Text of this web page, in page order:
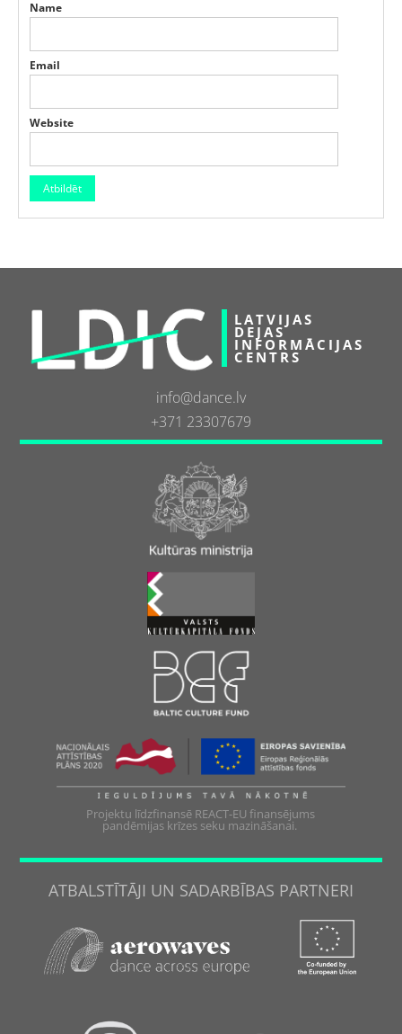
Name
Email
Website
LATVIJAS
DEJAS
INFORMĀCIJAS
CENTRS
info@dance.lv
+371 23307679
Projektu līdzfinansē REACT-EU finansējums
pandēmijas krīzes seku mazināšanai.
ATBALSTĪTĀJI UN SADARBĪBAS PARTNERI